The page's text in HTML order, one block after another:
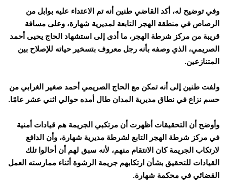
وفي توضيح له، أكد القاضي طنين أنه تم الاعتداء عليه بوابل من
الرصاص في منطقة الهجر التابعة لمديرية شهارة، وعلى مسافة
قريبة من مركز شرطة الهجر، ما أدى إلى استشهاد الحاج يحيى أحمد
الصريمي، الذي وصفه بأنه رجل معروف بتسخير حياته للإصلاح بين
المتنازعين.
ولفت طنين إلى أنه تمكن مع الحاج الصريمي أحمد صغير الغرابي من
حسم نزاع في نطاق مديرية المدان طال أمده حوالي اثني عشر عامًا.
وأوضح أن التحقيقات أظهرت أن مرتكبي الجريمة هم قيادات أمنية
في مركز شرطة الهجر التابع لشرطة مديرية شهارة، وأن الدافع
لارتكاب الجريمة كان الانتقام منهم، لأنه سبق لهم أن أحالوا تلك
القيادات للتحقيق بشأن ارتكابهم جريمة الرشوة أثناء ممارسته العمل
القضائي في محكمة شهارة.